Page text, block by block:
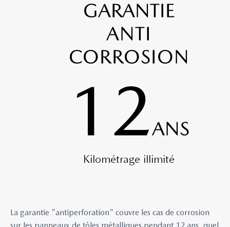
La garantie "antiperforation" couvre les cas de corrosion